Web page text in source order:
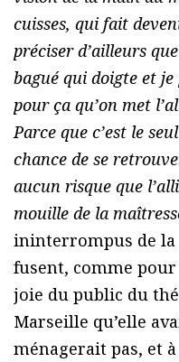
cuisses, qui fait
préciser d’ailleurs
bagué qui doigte et je
pour ça qu’on met
Parce que c’est le
chance de se
aucun risque que
mouille de la
ininterrompus de la
fusent, comme
joie du public du
Marseille qu’elle
ménagerait pas, et